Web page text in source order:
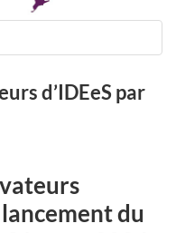
d’IDEeS par
du